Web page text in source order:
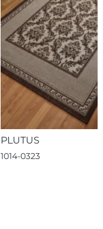
PLUTUS
1014-0323